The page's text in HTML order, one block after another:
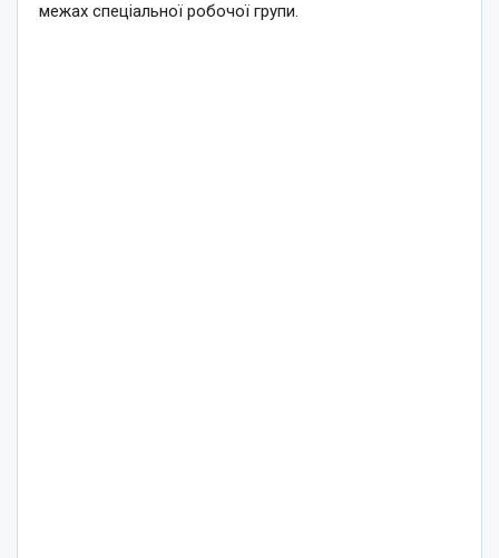
межах спеціальної робочої групи.